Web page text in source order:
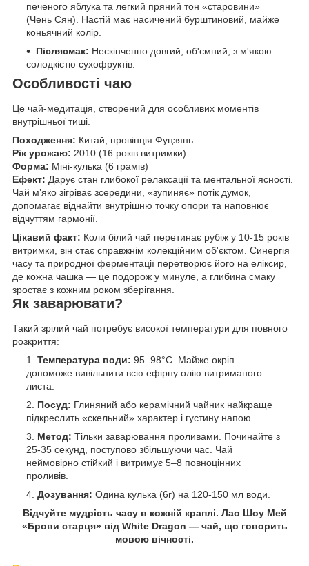
печеного яблука та легкий пряний тон «старовини»
(Чень Сян). Настій має насичений бурштиновий, майже
коньячний колір.
Післясмак: Нескінченно довгий, об'ємний, з м'якою
солодкістю сухофруктів.
Особливості чаю
Це чай-медитація, створений для особливих моментів
внутрішньої тиші.
Походження: Китай, провінція Фуцзянь
Рік урожаю: 2010 (16 років витримки)
Форма: Міні-кулька (6 грамів)
Ефект: Дарує стан глибокої релаксації та ментальної ясності.
Чай м’яко зігріває зсередини, «зупиняє» потік думок,
допомагає віднайти внутрішню точку опори та наповнює
відчуттям гармонії.
Цікавий факт: Коли білий чай перетинає рубіж у 10-15 років
витримки, він стає справжнім колекційним об'єктом. Синергія
часу та природної ферментації перетворює його на еліксир,
де кожна чашка — це подорож у минуле, а глибина смаку
зростає з кожним роком зберігання.
Як заварювати?
Такий зрілий чай потребує високої температури для повного
розкриття:
Температура води: 95–98°C. Майже окріп
допоможе вивільнити всю ефірну олію витриманого
листа.
Посуд: Глиняний або керамічний чайник найкраще
підкреслить «скельний» характер і густину напою.
Метод: Тільки заварювання проливами. Починайте з
25-35 секунд, поступово збільшуючи час. Чай
неймовірно стійкий і витримує 5–8 повноцінних
проливів.
Дозування: Одина кулька (6г) на 120-150 мл води.
Відчуйте мудрість часу в кожній краплі. Лао Шоу Мей
«Брови старця» від White Dragon — чай, що говорить
мовою вічності.